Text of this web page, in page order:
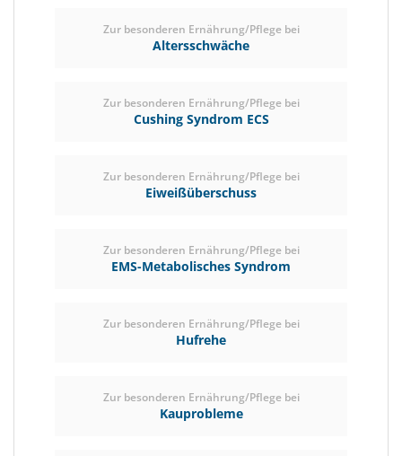
Zur besonderen Ernährung/Pflege bei
Altersschwäche
Zur besonderen Ernährung/Pflege bei
Cushing Syndrom ECS
Zur besonderen Ernährung/Pflege bei
Eiweißüberschuss
Zur besonderen Ernährung/Pflege bei
EMS-Metabolisches Syndrom
Zur besonderen Ernährung/Pflege bei
Hufrehe
Zur besonderen Ernährung/Pflege bei
Kauprobleme